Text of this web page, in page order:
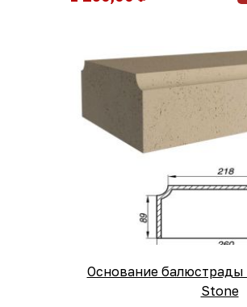
Основание балюстрады
Stone